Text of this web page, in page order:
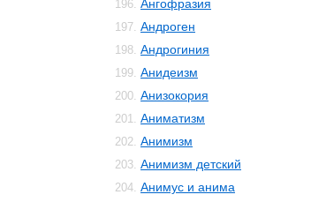
196. Ангофразия
197. Андроген
198. Андрогиния
199. Анидеизм
200. Анизокория
201. Аниматизм
202. Анимизм
203. Анимизм детский
204. Анимус и анима